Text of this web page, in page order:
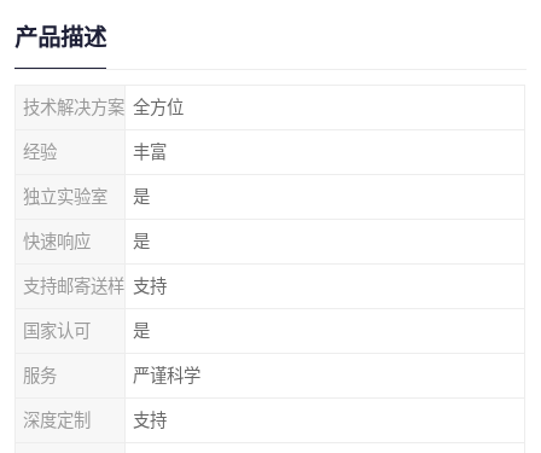
产品描述
技术解决方案 全方位
经验 丰富
独立实验室 是
快速响应 是
支持邮寄送样 支持
国家认可 是
服务 严谨科学
深度定制 支持